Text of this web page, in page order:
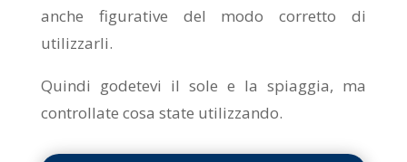
anche figurative del modo corretto di
utilizzarli.
Quindi godetevi il sole e la spiaggia, ma
controllate cosa state utilizzando.